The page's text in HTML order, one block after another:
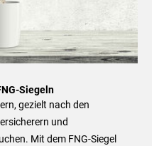
Siegeln
gezielt nach den
und
Mit dem FNG-Siegel